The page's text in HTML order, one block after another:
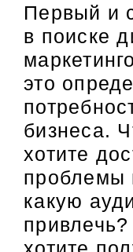
Первый и
в поиске
это
бизнеса.
хотите
проблемы
какую